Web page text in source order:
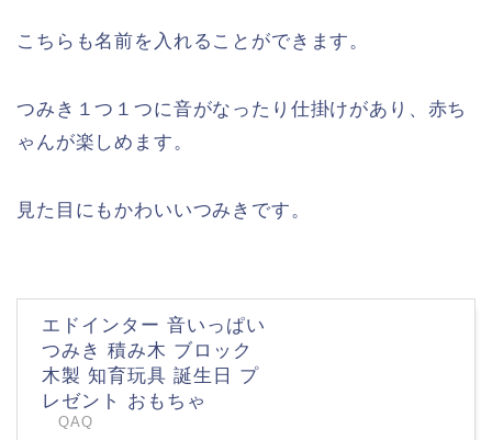
こちらも名前を入れることができます。
つみき１つ１つに音がなったり仕掛けがあり、赤ち
ゃんが楽しめます。
見た目にもかわいいつみきです。
エドインター 音いっぱい
つみき 積み木 ブロック
木製 知育玩具 誕生日 プ
レゼント おもちゃ
QAQ